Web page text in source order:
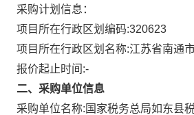
采购计划信息：
项目所在行政区划编码:320623
项目所在行政区划名称:江苏省南通
报价起止时间:-
二、采购单位信息
采购单位名称: 国家税务总局如东县